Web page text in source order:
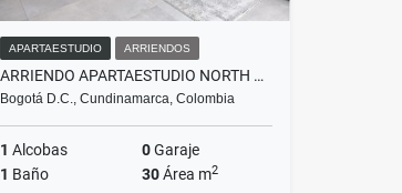
APARTAESTUDIO ARRIENDOS
ARRIENDO APARTAESTUDIO NORTH POINT
Bogotá D.C., Cundinamarca, Colombia
1 Alcobas 0Garaje
1 Baño 30Área m2